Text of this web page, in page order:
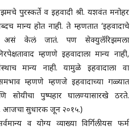
पुरस्कर्ते व इहवादी श्री. यशवंत मनोहर
मान्य होत नाही. ते म्हणतात ‘इहवादाचे
असं केलं जातं. पण सेक्युलॅरिझमला
म्हणणे इहवादाला मान्य नाही,
मान्य नाही. यामुळे इहवादाला वा
म्हणणे म्हणजे इहवादाच्या गळ्यात
सोयीचा पुष्पहार घालण्यासारखे ठरते.
आजचा सुधारक जून २०१५.)
व योग्य व्याख्या विर्गिलीयस फर्म